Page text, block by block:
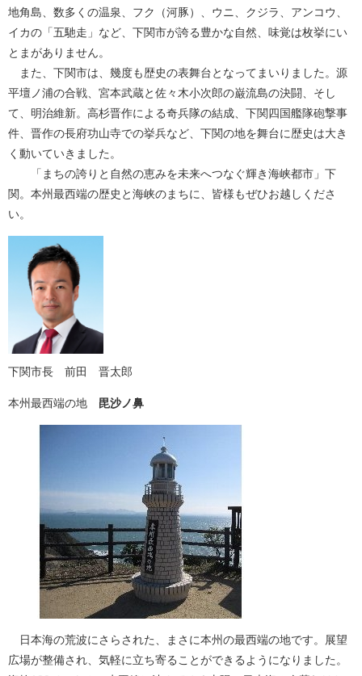
地角島、数多くの温泉、フク（河豚）、ウニ、クジラ、アンコウ、
イカの「五馳走」など、下関市が誇る豊かな自然、味覚は枚挙にい
とまがありません。
また、下関市は、幾度も歴史の表舞台となってまいりました。源
平壇ノ浦の合戦、宮本武蔵と佐々木小次郎の巌流島の決闘、そし
て、明治維新。高杉晋作による奇兵隊の結成、下関四国艦隊砲撃事
件、晋作の長府功山寺での挙兵など、下関の地を舞台に歴史は大き
く動いていきました。
「まちの誇りと自然の恵みを未来へつなぐ輝き海峡都市」下
関。本州最西端の歴史と海峡のまちに、皆様もぜひお越しくださ
い。
下関市長 前田 晋太郎
本州最西端の地 毘沙ノ鼻
日本海の荒波にさらされた、まさに本州の最西端の地です。展望
広場が整備され、気軽に立ち寄ることができるようになりました。